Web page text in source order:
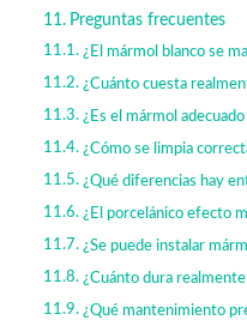
Preguntas frecuentes
¿El mármol blanco se
¿Cuánto cuesta
¿Es el mármol
¿Cómo se limpia
¿Qué diferencias hay
¿El porcelánico efecto
¿Se puede instalar
¿Cuánto dura
¿Qué mantenimiento